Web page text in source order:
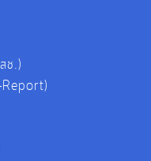
ช.)
Report)